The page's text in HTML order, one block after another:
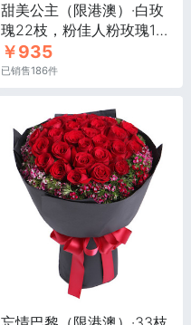
甜美公主（限港澳）·白玫
瑰22枝，粉佳人粉玫瑰14
枝，粉色桔梗5枝
￥935
已销售186件